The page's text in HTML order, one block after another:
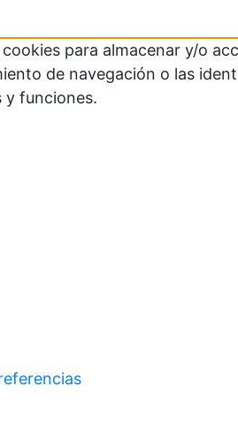
para almacenar y/o
de navegación o las
y funciones.